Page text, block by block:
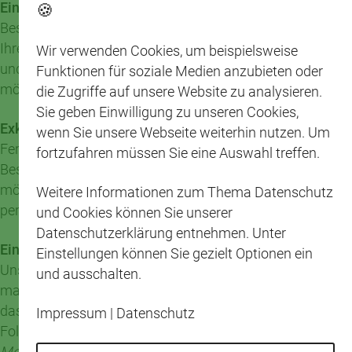
Einfache Bestellmöglichkeiten:
Bestellen Sie per Telefon, Fax oder E-Mail – ganz nach
Ihrem persönlichen Komfort. Wir stehen Ihnen mit Rat
und Tat zur Seite, um Ihren Einkauf so einfach wie
möglich zu gestalten.
Exklusiver Service für Feriengäste:
Feriengäste können sich ebenfalls freuen! Einmalige
Bestellungen mit Bezahlung bei der Auslieferung sind
möglich. Bitte beachten Sie, dass wir nur Kartenzahlung
per EC-Cash-Gerät akzeptieren.
Ein Blick hinter die Kulissen:
Unser Mitarbeiter, Herr Alexander Meyer, hat nicht nur
maßgeblich an unserem Service gearbeitet, sondern auch
das Miniatur-Modell unseres Lieferfahrzeugs designt.
Folgen Sie ihm auf Instagram unter dem Namen
🍪
Wir verwenden Cookies, um beispielsweise
Funktionen für soziale Medien anzubieten oder
die Zugriffe auf unsere Website zu analysieren.
Sie geben Einwilligung zu unseren Cookies,
wenn Sie unsere Webseite weiterhin nutzen. Um
fortzufahren müssen Sie eine Auswahl treffen.
Weitere Informationen zum Thema Datenschutz
und Cookies können Sie unserer
Datenschutzerklärung entnehmen. Unter
Einstellungen können Sie gezielt Optionen ein
und ausschalten.
Impressum | Datenschutz